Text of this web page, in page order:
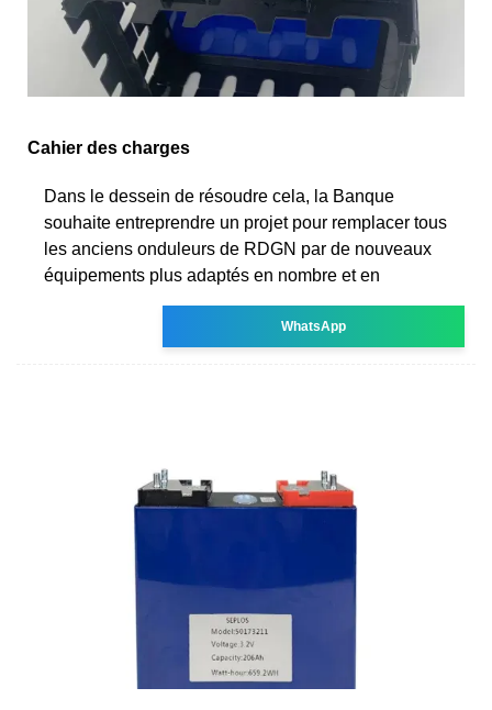
Cahier des charges
Dans le dessein de résoudre cela, la Banque
souhaite entreprendre un projet pour remplacer tous
les anciens onduleurs de RDGN par de nouveaux
équipements plus adaptés en nombre et en
WhatsApp